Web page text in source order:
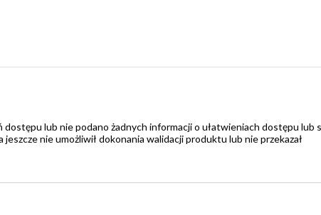
lub nie podano żadnych informacji o ułatwieniach dostępu lub
nie umożliwił dokonania walidacji produktu lub nie przekazał